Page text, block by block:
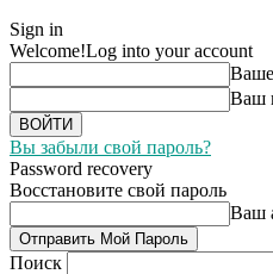
Sign in
Welcome!Log into your account
Ваше
Ваш
Вы забыли свой пароль?
Password recovery
Восстановите свой пароль
Ваш
Поиск